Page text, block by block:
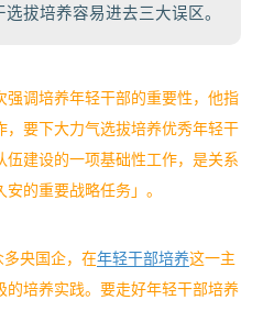
拔培养容易进去三大误区。
强调培养年轻干部的重要性，他指
，要下大力气选拔培养优秀年轻干
建设的一项基础性工作，是关系
的重要战略任务」。
多央国企，在年轻干部培养这一主
的培养实践。要走好年轻干部培养